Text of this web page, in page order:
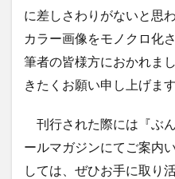
に差しさわりがないと思
カラー画像をモノクロ化
筆者の皆様方におかれま
きたくお願い申し上げます
刊行された際には『ぶ
ールマガジンにてご案内
しては、ぜひお手に取り